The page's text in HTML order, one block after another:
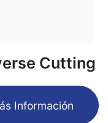
Cutting
Información